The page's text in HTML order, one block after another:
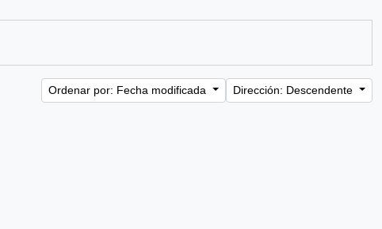
Ordenar por: Fecha modificada Dirección: Descendente